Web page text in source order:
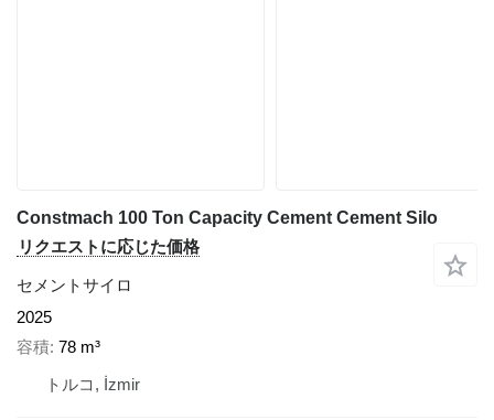
Constmach 100 Ton Capacity Cement Cement Silo
リクエストに応じた価格
セメントサイロ
2025
容積 78 m³
トルコ, İzmir